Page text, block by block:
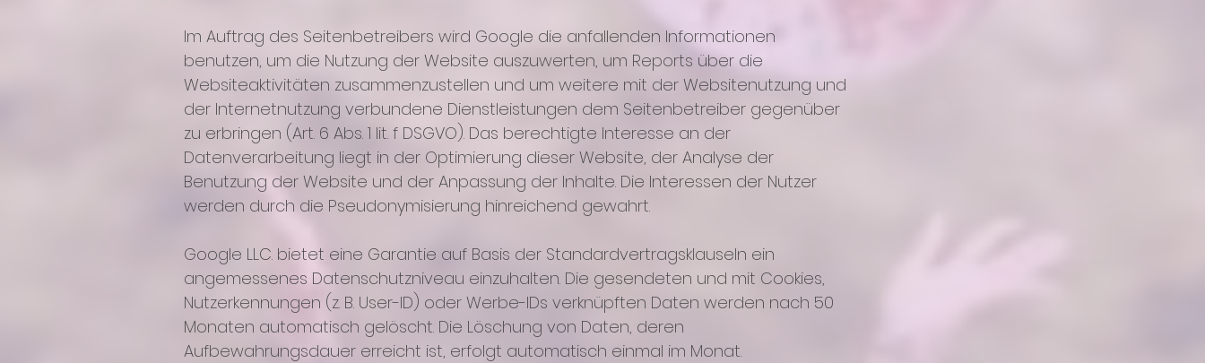
Im Auftrag des Seitenbetreibers wird Google die anfallenden Informationen
benutzen, um die Nutzung der Website auszuwerten, um Reports über die
Websiteaktivitäten zusammenzustellen und um weitere mit der Websitenutzung und
der Internetnutzung verbundene Dienstleistungen dem Seitenbetreiber gegenüber
zu erbringen (Art. 6 Abs. 1 lit. f DSGVO). Das berechtigte Interesse an der
Datenverarbeitung liegt in der Optimierung dieser Website, der Analyse der
Benutzung der Website und der Anpassung der Inhalte. Die Interessen der Nutzer
werden durch die Pseudonymisierung hinreichend gewahrt.
Google LLC. bietet eine Garantie auf Basis der Standardvertragsklauseln ein
angemessenes Datenschutzniveau einzuhalten. Die gesendeten und mit Cookies,
Nutzerkennungen (z. B. User-ID) oder Werbe-IDs verknüpften Daten werden nach 50
Monaten automatisch gelöscht. Die Löschung von Daten, deren
Aufbewahrungsdauer erreicht ist, erfolgt automatisch einmal im Monat.